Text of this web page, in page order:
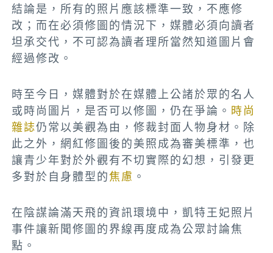
結論是，所有的照片應該標準一致，不應修
改；而在必須修圖的情況下，媒體必須向讀者
坦承交代，不可認為讀者理所當然知道圖片會
經過修改。
時至今日，媒體對於在媒體上公諸於眾的名人
或時尚圖片，是否可以修圖，仍在爭論。 時尚
雜誌仍常以美觀為由，修裁封面人物身材。除
此之外，網紅修圖後的美照成為審美標準，也
讓青少年對於外觀有不切實際的幻想，引發更
多對於自身體型的焦慮 。
在陰謀論滿天飛的資訊環境中，凱特王妃照片
事件讓新聞修圖的界線再度成為公眾討論焦
點。